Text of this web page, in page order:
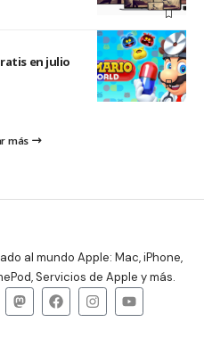
en julio
más
al mundo Apple: Mac, iPhone,
Servicios de Apple y más.